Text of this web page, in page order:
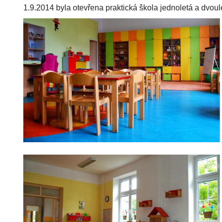
1.9.2014 byla otevřena praktická škola jednoletá a